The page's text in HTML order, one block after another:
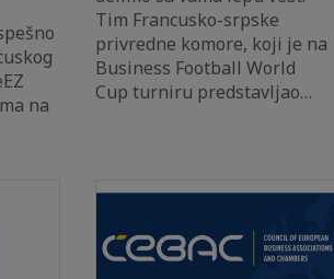
na
Tim Francusko-srpske
privredne komore, koji je na
Business Football World
Cup turniru predstavljao…